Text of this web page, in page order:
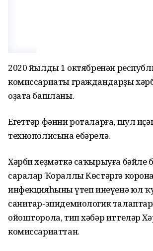
2020 йылдың 1 октябренән
комиссариаты граждандарҙы
оҙата башланы.
Егеттәр фәнни роталарға, шул
технополисына ебәрелә.
Хәрби хеҙмәткә саҡырыуға бәйле
саралар Ҡораллы Көстәргә
инфекцияһының үтеп инеүенә юл
санитар-эпидемиологик
ойошторола, тип хәбәр иттеләр
комиссариаттан.